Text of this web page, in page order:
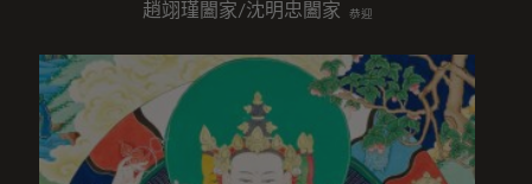
趙翊瑾闔家/沈明忠闔家 恭迎